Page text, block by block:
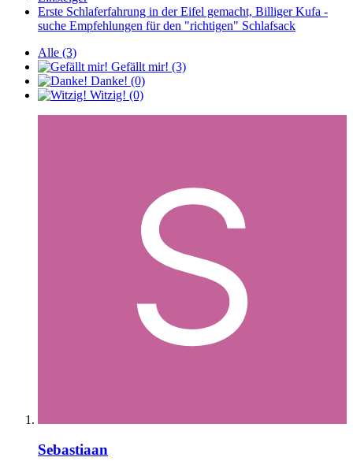
Erste Schlaferfahrung in der Eifel gemacht, Billiger Kufa -
suche Empfehlungen für den "richtigen" Schlafsack
Alle (3)
Gefällt mir! (3)
Danke! (0)
Witzig! (0)
Sebastiaan